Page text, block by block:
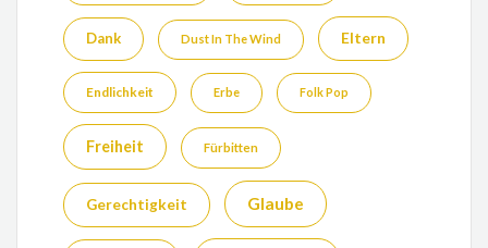
Dank Dust In The Wind Eltern
Endlichkeit Erbe Folk Pop
Freiheit Fürbitten
Gerechtigkeit Glaube